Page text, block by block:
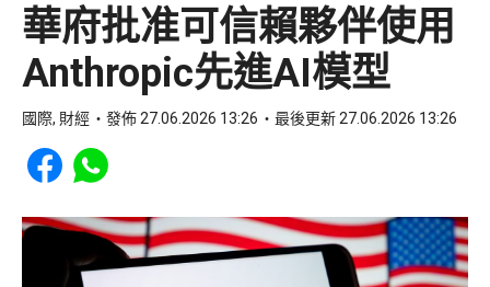
華府批准可信賴夥伴使用
Anthropic先進AI模型
國際, 財經 發佈 27.06.2026 13:26 最後更新 27.06.2026 13:26
Share to Facebook
Share to WhatsApp